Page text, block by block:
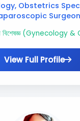
Obstetrics
Surgeon
বিশেষজ্ঞ (Gynecology
View Full Profile